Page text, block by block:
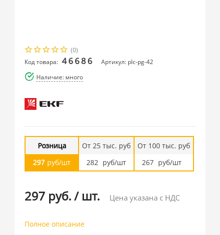
(0)
Код товара: 46686
Артикул: plc-pg-42
Наличие: много
Розница
297 руб/шт
От 25 тыс. руб
282 руб/шт
От 100 тыс. руб
267 руб/шт
297 руб./ шт. Цена указана с НДС
Полное описание